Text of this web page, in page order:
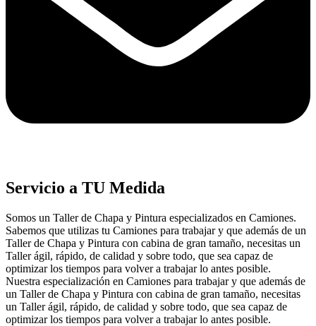
Servicio a TU Medida
Somos un Taller de Chapa y Pintura especializados en Camiones.
Sabemos que utilizas tu Camiones para trabajar y que además de un
Taller de Chapa y Pintura con cabina de gran tamaño, necesitas un
Taller ágil, rápido, de calidad y sobre todo, que sea capaz de
optimizar los tiempos para volver a trabajar lo antes posible.
Nuestra especialización en Camiones para trabajar y que además de
un Taller de Chapa y Pintura con cabina de gran tamaño, necesitas
un Taller ágil, rápido, de calidad y sobre todo, que sea capaz de
optimizar los tiempos para volver a trabajar lo antes posible.